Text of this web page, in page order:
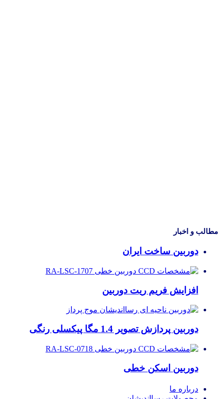
مطالب و اخبار
دوربین ساخت ایران
افزایش فریم ریت دوربین
دوربین پردازش تصویر 1.4 مگا پیکسلی رنگی
دوربین اسکن خطی
درباره ما